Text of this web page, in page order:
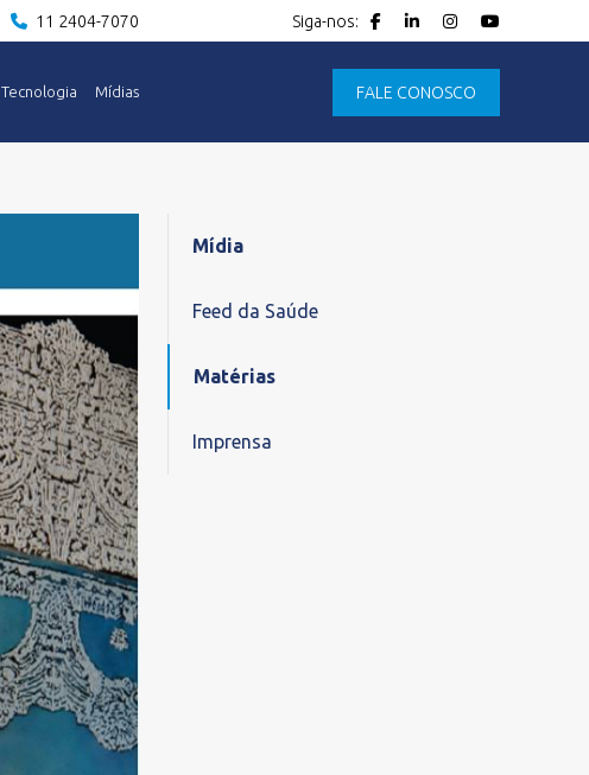
11 2404-7070
Tecnologia Mídias FALE CONOSCO
Mídia
Feed da Saúde
Matérias
Imprensa